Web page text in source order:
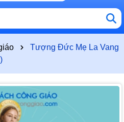
Tượng Đức Mẹ La Vang